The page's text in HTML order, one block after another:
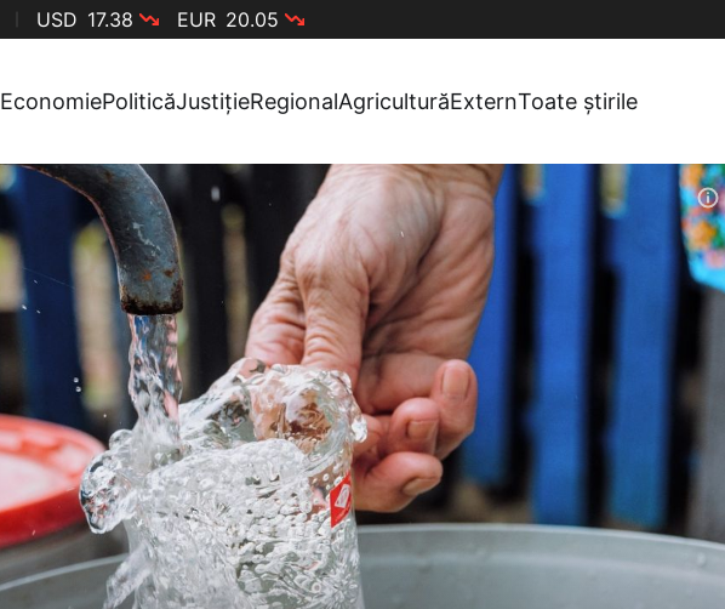
USD 17.38 EUR 20.05
EconomiePoliticăJustițieRegionalAgriculturăExternToate știrile